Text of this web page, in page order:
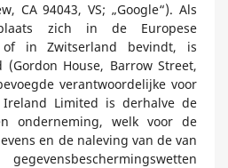
CA 94043, VS; „Google“). Als
zich in de Europese
of in Zwitserland bevindt, is
House, Barrow Street,
verantwoordelijke voor
Ireland Limited is derhalve de
onderneming, welk voor de
en de naleving van de van